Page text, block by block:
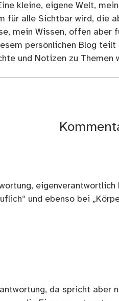
kleine, eigene Welt,
für alle Sichtbar wird, die
mein Wissen, offen aber
persönlichen Blog teilt
und Notizen zu
und ebenso bei
da spricht aber